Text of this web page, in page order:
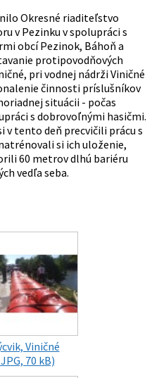
Okresné riaditeľstvo
v Pezinku v spolupráci s
obcí Pezinok, Báhoň a
protipovodňových
pri vodnej nádrži Viničné
činnosti príslušníkov
situácii - počas
s dobrovoľnými hasičmi.
v tento deň precvičili prácu s
si ich uloženie,
60 metrov dlhú bariéru
vedľa seba.
Viničné
70 kB)